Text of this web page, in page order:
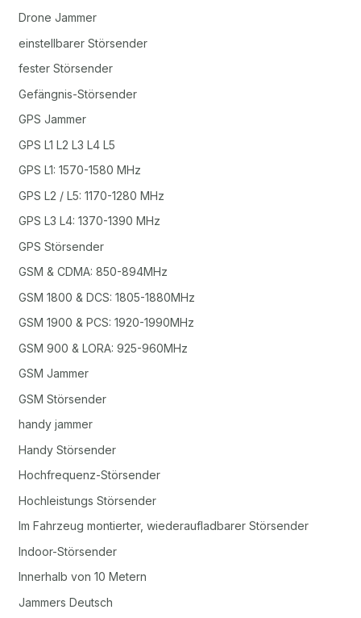
Drone Jammer
einstellbarer Störsender
fester Störsender
Gefängnis-Störsender
GPS Jammer
GPS L1 L2 L3 L4 L5
GPS L1: 1570-1580 MHz
GPS L2 / L5: 1170-1280 MHz
GPS L3 L4: 1370-1390 MHz
GPS Störsender
GSM & CDMA: 850-894MHz
GSM 1800 & DCS: 1805-1880MHz
GSM 1900 & PCS: 1920-1990MHz
GSM 900 & LORA: 925-960MHz
GSM Jammer
GSM Störsender
handy jammer
Handy Störsender
Hochfrequenz-Störsender
Hochleistungs Störsender
Im Fahrzeug montierter, wiederaufladbarer Störsender
Indoor-Störsender
Innerhalb von 10 Metern
Jammers Deutsch